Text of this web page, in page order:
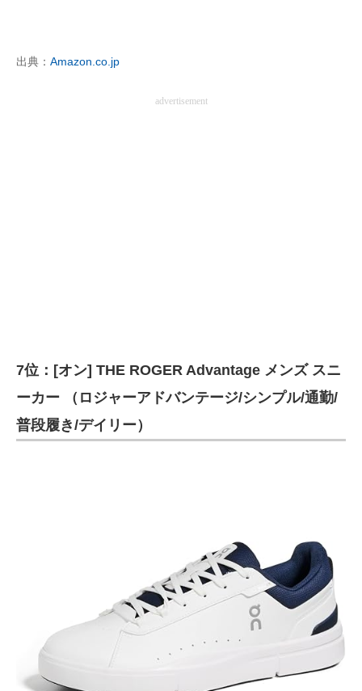
出典： Amazon.co.jp
advertisement
7位：[オン] THE ROGER Advantage メンズ スニ
ーカー （ロジャーアドバンテージ/シンプル/通勤/
普段履き/デイリー）